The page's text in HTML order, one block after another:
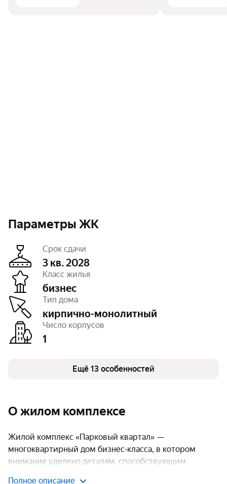
Параметры ЖК
Срок сдачи
3 кв. 2028
Класс жилья
бизнес
Тип дома
кирпично-монолитный
Число корпусов
1
Этажность
Высота потолков
Паркинг, машиноместа
подземный – 63,
открытый – 181
Тип договора
Очереди
есть
Спортивная площадка
есть
Противопожарная система
есть
Ещё 13 особенностей
О жилом комплексе
Жилой комплекс «Парковый квартал» —
многоквартирный дом бизнес‑класса, в котором
внимание уделено деталям, способствующим
Полное описание